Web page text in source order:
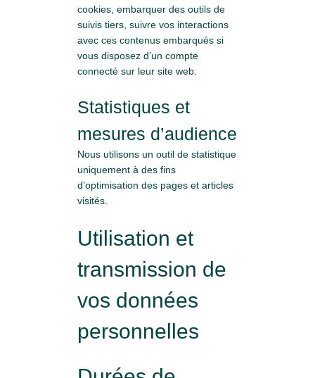
cookies, embarquer des outils de
suivis tiers, suivre vos interactions
avec ces contenus embarqués si
vous disposez d’un compte
connecté sur leur site web.
Statistiques et
mesures d’audience
Nous utilisons un outil de statistique
uniquement à des fins
d’optimisation des pages et articles
visités.
Utilisation et
transmission de
vos données
personnelles